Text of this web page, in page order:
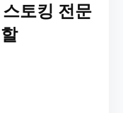
토킹 전문